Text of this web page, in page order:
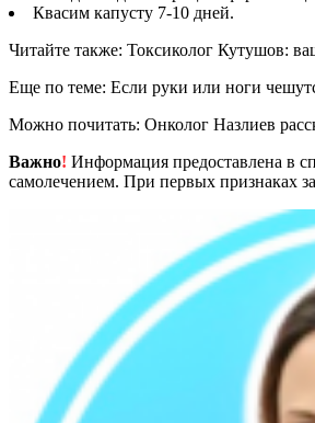
Квасим капусту 7-10 дней.
Читайте также: Токсиколог Кутушов:
Еще по теме: Если руки или ноги
Можно почитать: Онколог Назлиев
Важно! Информация предоставлена в
самолечением. При первых признаках